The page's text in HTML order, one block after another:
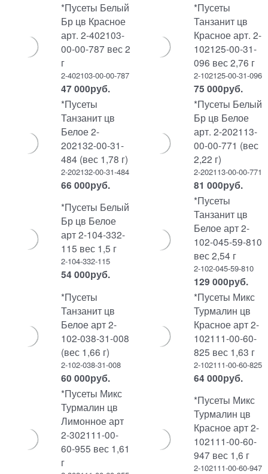
*Пусеты Белый
Бр цв Красное
арт. 2-402103-
00-00-787 вес 2
г
2-402103-00-00-787
47 000руб.
*Пусеты
Танзанит цв
Красное арт. 2-
102125-00-31-
096 вес 2,76 г
2-102125-00-31-096
75 000руб.
*Пусеты
Танзанит цв
Белое 2-
202132-00-31-
484 (вес 1,78 г)
2-202132-00-31-484
66 000руб.
*Пусеты Белый
Бр цв Белое
арт. 2-202113-
00-00-771 (вес
2,22 г)
2-202113-00-00-771
81 000руб.
*Пусеты Белый
Бр цв Белое
арт 2-104-332-
115 вес 1,5 г
2-104-332-115
54 000руб.
*Пусеты
Танзанит цв
Белое арт 2-
102-045-59-810
вес 2,54 г
2-102-045-59-810
129 000руб.
*Пусеты
Танзанит цв
Белое арт 2-
102-038-31-008
(вес 1,66 г)
2-102-038-31-008
60 000руб.
*Пусеты Микс
Турмалин цв
Красное арт 2-
102111-00-60-
825 вес 1,63 г
2-102111-00-60-825
64 000руб.
*Пусеты Микс
Турмалин цв
Лимонное арт
2-302111-00-
60-955 вес 1,61
г
*Пусеты Микс
Турмалин цв
Красное арт 2-
102111-00-60-
947 вес 1,6 г
2-102111-00-60-947